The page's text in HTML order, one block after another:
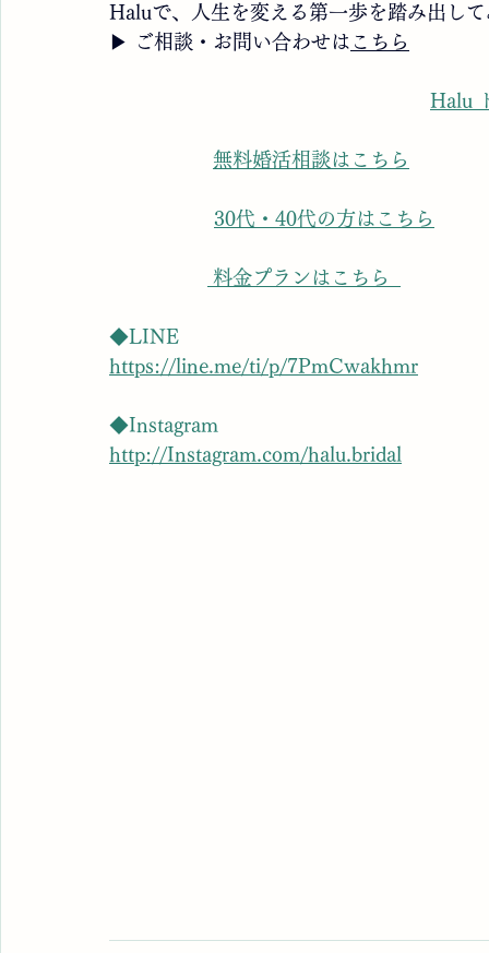
Haluで、人生を変える第一歩を踏み出し
▶ ご相談・お問い合わせは こちら
Halu
無料婚活相談はこちら
30代・40代の方はこちら
料金プランはこちら
◆LINE
https://line.me/ti/p/7PmCwakhmr
◆Instagram
http://Instagram.com/halu.bridal